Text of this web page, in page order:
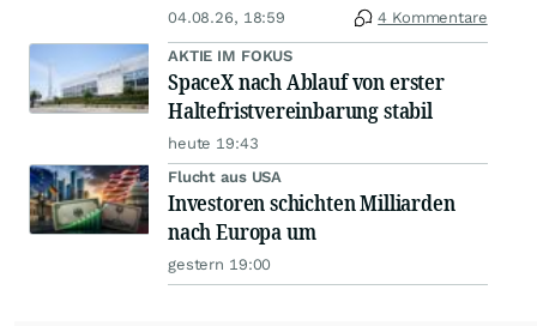
04.08.26, 18:59 4 Kommentare
AKTIE IM FOKUS
SpaceX nach Ablauf von erster
Haltefristvereinbarung stabil
heute 19:43
Flucht aus USA
Investoren schichten Milliarden
nach Europa um
gestern 19:00